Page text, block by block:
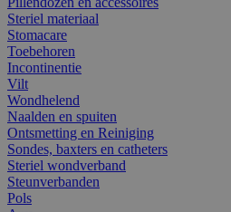
Steriel materiaal
Stomacare
Toebehoren
Incontinentie
Vilt
Wondhelend
Naalden en spuiten
Ontsmetting en Reiniging
Sondes, baxters en catheters
Steriel wondverband
Steunverbanden
Pols